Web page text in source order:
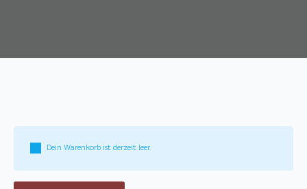
Dein Warenkorb ist derzeit leer.